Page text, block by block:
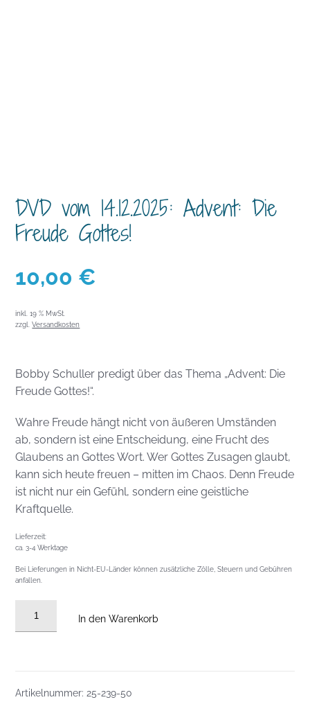
DVD vom 14.12.2025: Advent: Die
Freude Gottes!
10,00 €
inkl. 19 % MwSt.
zzgl.Versandkosten
Bobby Schuller predigt über das Thema „Advent: Die
Freude Gottes!“.
Wahre Freude hängt nicht von äußeren Umständen
ab, sondern ist eine Entscheidung, eine Frucht des
Glaubens an Gottes Wort. Wer Gottes Zusagen glaubt,
kann sich heute freuen – mitten im Chaos. Denn Freude
ist nicht nur ein Gefühl, sondern eine geistliche
Kraftquelle.
Lieferzeit:
ca. 3-4 Werktage
Bei Lieferungen in Nicht-EU-Länder können zusätzliche Zölle, Steuern und Gebühren
anfallen.
Freude
In den Warenkorb
Artikelnummer: 25-239-50